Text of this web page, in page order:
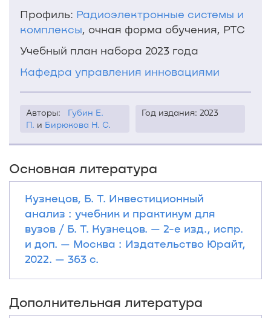
Профиль: Радиоэлектронные системы и
комплексы, очная форма обучения, РТС
Учебный план набора 2023 года
Кафедра управления инновациями
Авторы: Губин Е.
П. и Бирюкова Н. С.
Год издания: 2023
Основная литература
Кузнецов, Б. Т. Инвестиционный
анализ : учебник и практикум для
вузов / Б. Т. Кузнецов. — 2-е изд., испр.
и доп. — Москва : Издательство Юрайт,
2022. — 363 с.
Дополнительная литература